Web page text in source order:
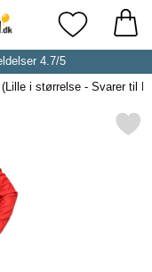
AB Mine
4.7/5
i størrelse - Svarer til
Large (XX-Large